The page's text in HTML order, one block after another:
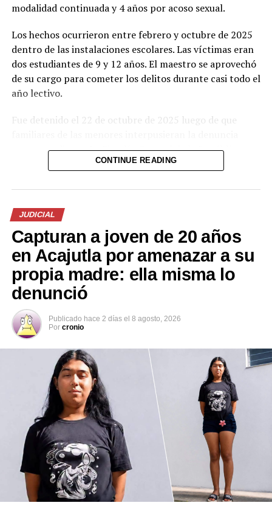
FGR ordena la captura de sujeto que intento robar una
modalidad continuada y 4 años por acoso sexual.
Los hechos ocurrieron entre febrero y octubre de 2025
dentro de las instalaciones escolares. Las víctimas eran
dos estudiantes de 9 y 12 años. El maestro se aprovechó
de su cargo para cometer los delitos durante casi todo el
año lectivo.
Fue detenido el 22 de octubre de 2025 luego de que
correspondiente. La Fiscalía General de la República
presentó pruebas documentales, periciales y
responsabilidad penal.
El proceso se desarrolló bajo reserva para proteger la
identidad y la intimidad de las víctimas. La sentencia
busca enviar un mensaje claro contra quienes abusan de
su posición de confianza en el sistema educativo.
Las autoridades judiciales y fiscales reiteraron su
que afectan a la niñez y adolescencia.
Comparte esto:
Facebook
Me gusta esto:
CONTINUE READING
JUDICIAL
Capturan a joven de 20 años
en Acajutla por amenazar a su
propia madre: ella misma lo
denunció
Publicado hace 2 días el 8 agosto, 2026
Por cronio